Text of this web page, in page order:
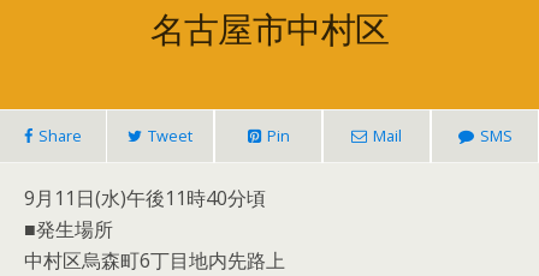
名古屋市中村区
Share Tweet Pin Mail SMS
9月11日(水)午後11時40分頃
■発生場所
中村区烏森町6丁目地内先路上